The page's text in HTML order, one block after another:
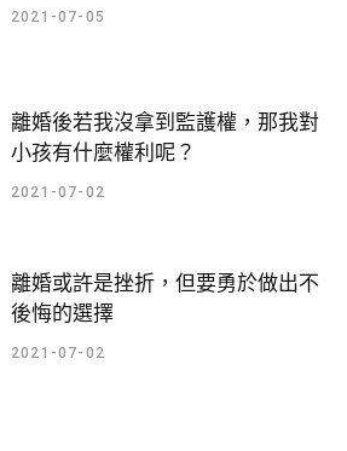
2021-07-05
離婚後若我沒拿到監護權，那我對
小孩有什麼權利呢？
2021-07-02
離婚或許是挫折，但要勇於做出不
後悔的選擇
2021-07-02